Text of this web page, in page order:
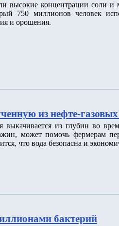
высокие концентрации соли и
750 миллионов человек
и орошения.
из нефте-
выкачивается из глубин во
может помочь фермерам
что вода безопасна и
бактерий